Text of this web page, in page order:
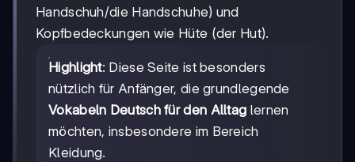
Handschuh/die Handschuhe) und
Kopfbedeckungen wie Hüte (der Hut).
Highlight: Diese Seite ist besonders
nützlich für Anfänger, die grundlegende
Vokabeln Deutsch für den Alltag lernen
möchten, insbesondere im Bereich
Kleidung.